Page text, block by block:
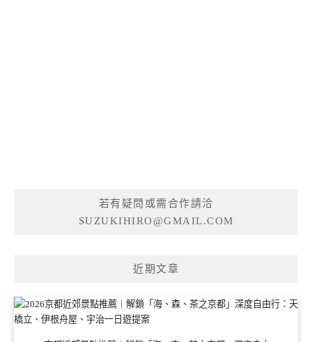
若有疑問或需合作請洽
SUZUKIHIRO@GMAIL.COM
近期文章